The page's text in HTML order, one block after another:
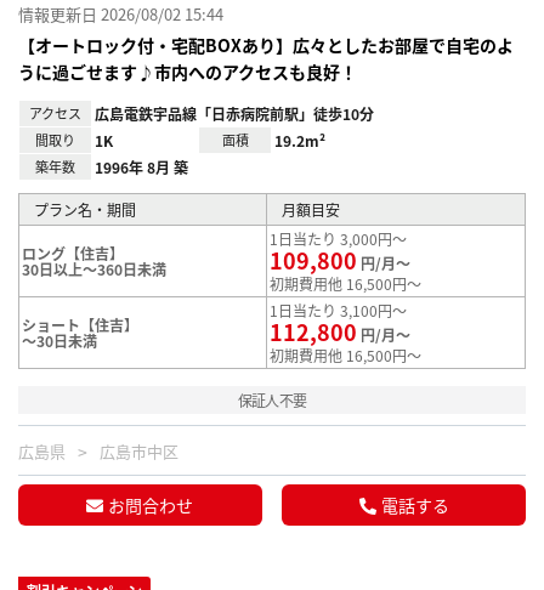
情報更新日 2026/08/02 15:44
【オートロック付・宅配BOXあり】広々としたお部屋で自宅のよ
うに過ごせます♪市内へのアクセスも良好！
アクセス 広島電鉄宇品線「日赤病院前駅」徒歩10分
間取り 1K 面積 19.2m²
築年数 1996年 8月 築
プラン名・期間 月額目安
ロング【住吉】
30日以上～360日未満
1日当たり 3,000円～
109,800 円/月～
初期費用他 16,500円～
ショート【住吉】
～30日未満
1日当たり 3,100円～
112,800 円/月～
初期費用他 16,500円～
保証人不要
広島県 広島市中区
お問合わせ 電話する